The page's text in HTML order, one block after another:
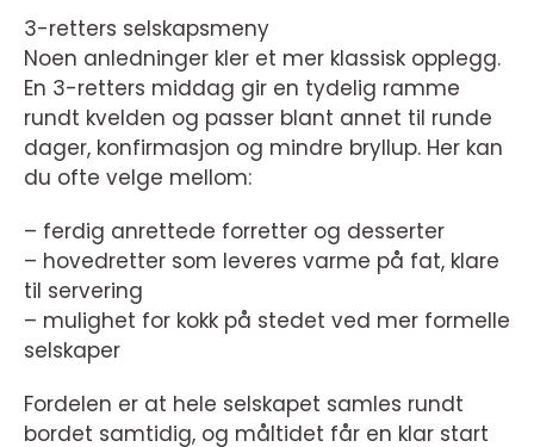
3-retters selskapsmeny
Noen anledninger kler et mer klassisk opplegg.
En 3-retters middag gir en tydelig ramme
rundt kvelden og passer blant annet til runde
dager, konfirmasjon og mindre bryllup. Her kan
du ofte velge mellom:
– ferdig anrettede forretter og desserter
– hovedretter som leveres varme på fat, klare
til servering
– mulighet for kokk på stedet ved mer formelle
selskaper
Fordelen er at hele selskapet samles rundt
bordet samtidig, og måltidet får en klar start